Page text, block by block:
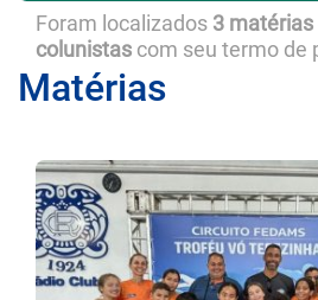
Foram localizados 3 matérias
colunistas com seu termo de
Matérias